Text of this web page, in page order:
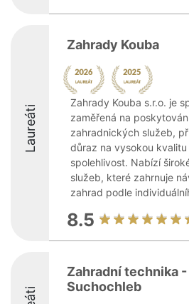
Laureáti
Zahrady Kouba
Zahrady Kouba s.r.o. je
zaměřená na
zahradnických služeb,
důraz na vysokou kvalitu
spolehlivost. Nabízí
služeb, které zahrnuje
zahrad podle
8.5
Zahradní technika
Suchochleb